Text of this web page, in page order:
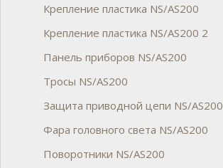
Крепление пластика NS/AS200
Крепление пластика NS/AS200 2
Панель приборов NS/AS200
Тросы NS/AS200
Защита приводной цепи NS/AS200
Фара головного света NS/AS200
Поворотники NS/AS200